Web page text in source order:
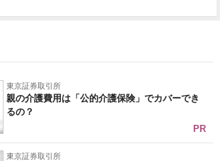
東京証券取引所
親の介護費用は「公的介護保険」でカバーでき
るの？
PR
東京証券取引所